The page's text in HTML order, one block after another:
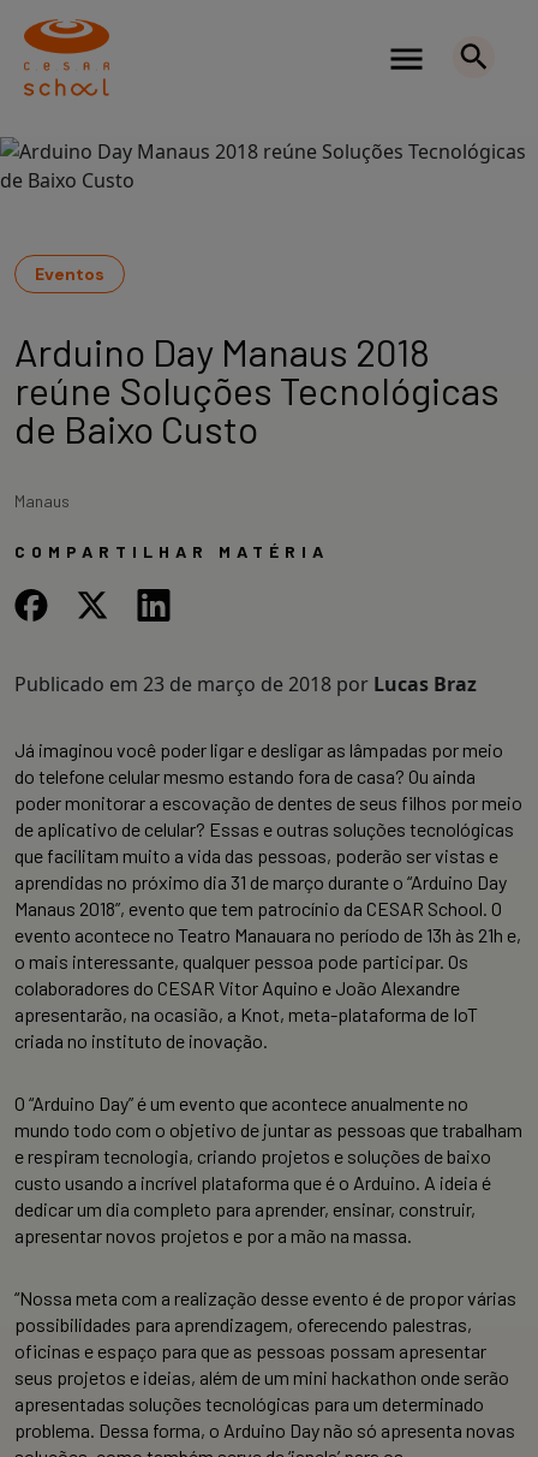
Eventos
Arduino Day Manaus 2018
reúne Soluções Tecnológicas
de Baixo Custo
Manaus
COMPARTILHAR MATÉRIA
Publicado em 23 de março de 2018 por Lucas Braz
Já imaginou você poder ligar e desligar as lâmpadas por meio
do telefone celular mesmo estando fora de casa? Ou ainda
poder monitorar a escovação de dentes de seus filhos por meio
de aplicativo de celular? Essas e outras soluções tecnológicas
que facilitam muito a vida das pessoas, poderão ser vistas e
aprendidas no próximo dia 31 de março durante o “Arduino Day
Manaus 2018”, evento que tem patrocínio da CESAR School. O
evento acontece no Teatro Manauara no período de 13h às 21h e,
o mais interessante, qualquer pessoa pode participar. Os
colaboradores do CESAR Vitor Aquino e João Alexandre
apresentarão, na ocasião, a Knot, meta-plataforma de IoT
criada no instituto de inovação.
O “Arduino Day” é um evento que acontece anualmente no
mundo todo com o objetivo de juntar as pessoas que trabalham
e respiram tecnologia, criando projetos e soluções de baixo
custo usando a incrível plataforma que é o Arduino. A ideia é
dedicar um dia completo para aprender, ensinar, construir,
apresentar novos projetos e por a mão na massa.
“Nossa meta com a realização desse evento é de propor várias
possibilidades para aprendizagem, oferecendo palestras,
oficinas e espaço para que as pessoas possam apresentar
seus projetos e ideias, além de um mini hackathon onde serão
apresentadas soluções tecnológicas para um determinado
problema. Dessa forma, o Arduino Day não só apresenta novas